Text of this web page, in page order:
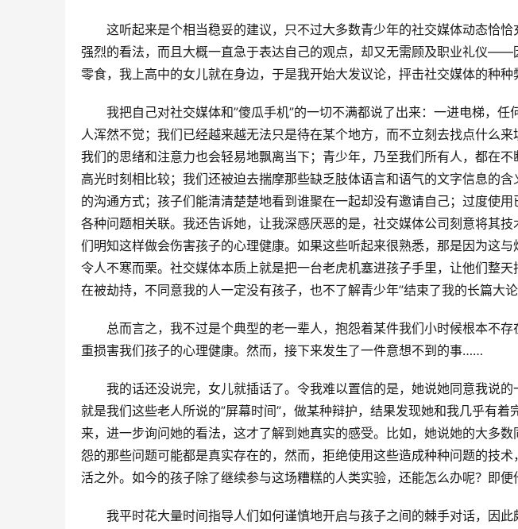
这听起来是个相当稳妥的建议，只不过大多数青少年的社交媒体动态恰
强烈的看法，而且大概一直急于表达自己的观点，却又无需顾及职业礼仪——
零食，我上高中的女儿就在身边，于是我开始大发议论，抨击社交媒体的种种
我把自己对社交媒体和”傻瓜手机”的一切不满都说了出来：一进电梯，
人浑然不觉；我们已经越来越无法只是待在某个地方，而不立刻去找点什么来
我们的思绪和注意力也会轻易地飘离当下；青少年，乃至我们所有人，都在
高光时刻相比较；我们还被迫去揣摩那些缺乏肢体语言和语气的文字信息的
的沟通方式；孩子们能清清楚楚地看到谁聚在一起却没有邀请自己；过度使
各种问题相关联。我还告诉她，让我深感厌恶的是，社交媒体公司刻意将其
们明知这样做会伤害孩子的心理健康。如果这些听起来很熟悉，那是因为这与
令人不寒而栗。社交媒体本质上就是把一台老虎机塞进孩子手里，让他们整
在被劫持，不同意我的人一定没有孩子，也不了解青少年”结束了我的长篇大论
总而言之，我不过是个典型的老一辈人，抱怨着某件我们小时候根本不
重损害我们孩子的心理健康。然而，接下来发生了一件意想不到的事……
我的话还没说完，女儿就插话了。令我难以置信的是，她说她同意我说
就是我们这些老人所说的”屏幕时间”，做某种辩护，结果发现她和我几乎有
来，进一步询问她的看法，这才了解到她真实的感受。比如，她说她的大多
怨的那些问题可能都是真实存在的，然而，拒绝使用这些造成种种问题的技
活之外。如今的孩子除了继续参与这场糟糕的人类实验，还能怎么办呢？即便
我平时花大量时间指导人们如何谨慎地开启与孩子之间的棘手对话，因